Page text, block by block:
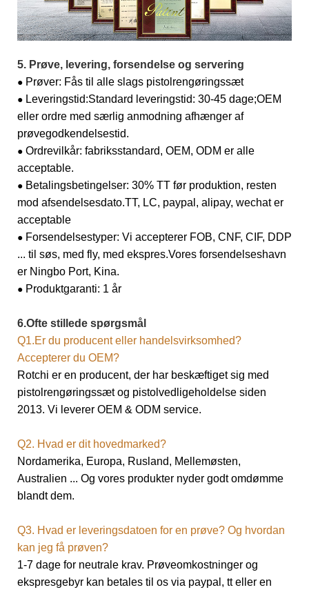
5. Prøve, levering, forsendelse og servering
● Prøver: Fås til alle slags pistolrengøringssæt
● Leveringstid:Standard leveringstid: 30-45 dage;OEM
eller ordre med særlig anmodning afhænger af
prøvegodkendelsestid.
● Ordrevilkår: fabriksstandard, OEM, ODM er alle
acceptable.
● Betalingsbetingelser: 30% TT før produktion, resten
mod afsendelsesdato.TT, LC, paypal, alipay, wechat er
acceptable
● Forsendelsestyper: Vi accepterer FOB, CNF, CIF, DDP
... til søs, med fly, med ekspres.Vores forsendelseshavn
er Ningbo Port, Kina.
● Produktgaranti: 1 år
6.Ofte stillede spørgsmål
Q1.Er du producent eller handelsvirksomhed?
Accepterer du OEM?
Rotchi er en producent, der har beskæftiget sig med
pistolrengøringssæt og pistolvedligeholdelse siden
2013. Vi leverer OEM & ODM service.
Q2. Hvad er dit hovedmarked?
Nordamerika, Europa, Rusland, Mellemøsten,
Australien ... Og vores produkter nyder godt omdømme
blandt dem.
Q3. Hvad er leveringsdatoen for en prøve? Og hvordan
kan jeg få prøven?
1-7 dage for neutrale krav. Prøveomkostninger og
ekspresgebyr kan betales til os via paypal, tt eller en